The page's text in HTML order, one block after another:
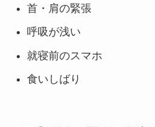
首・肩の緊張
呼吸が浅い
就寝前のスマホ
食いしばり